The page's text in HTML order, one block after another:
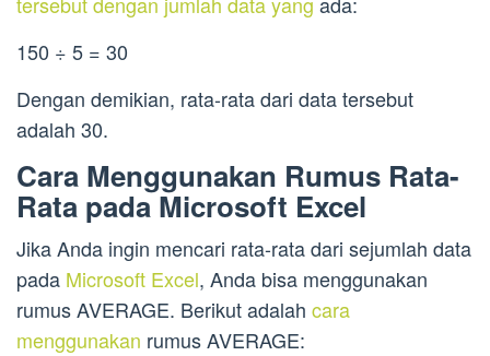
150 ÷ 5 = 30
Dengan demikian, rata-rata dari data tersebut
adalah 30.
Cara Menggunakan Rumus Rata-
Rata pada Microsoft Excel
Jika Anda ingin mencari rata-rata dari sejumlah data
pada Microsoft Excel, Anda bisa menggunakan
rumus AVERAGE. Berikut adalah cara
menggunakan rumus AVERAGE: